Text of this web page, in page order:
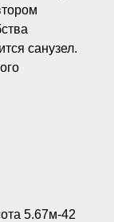
санузел.
5.67м-42